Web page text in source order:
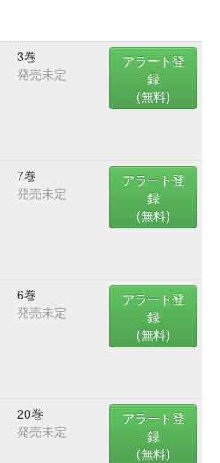
3巻
発売未定
アラート登
録
(無料)
7巻
発売未定
アラート登
録
(無料)
6巻
発売未定
アラート登
録
(無料)
20巻
発売未定
アラート登
録
(無料)